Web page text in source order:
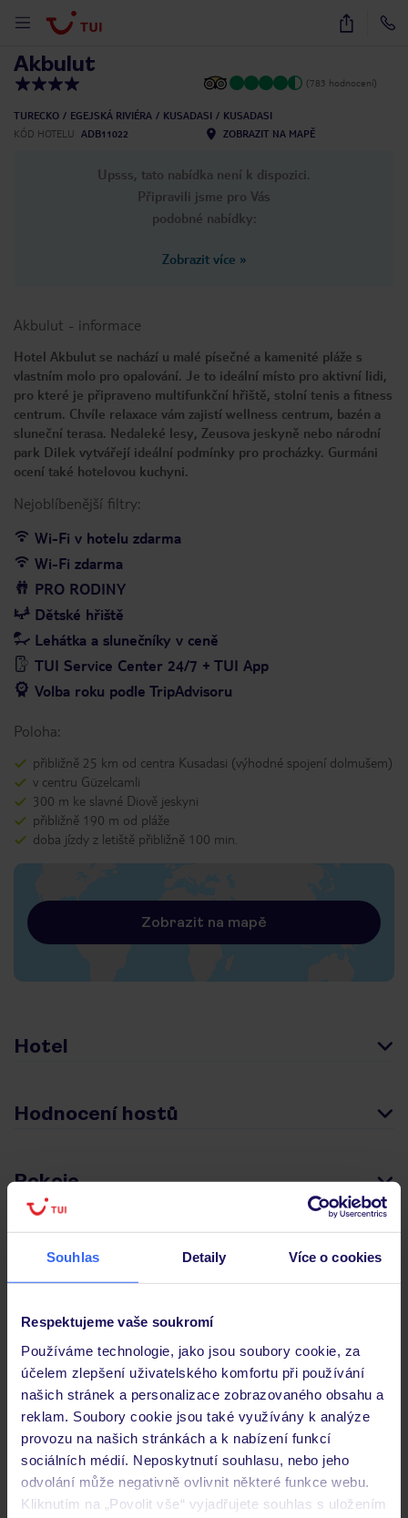
Souhlas Detaily Více o cookies
Respektujeme vaše soukromí
Používáme technologie, jako jsou soubory cookie, za
účelem zlepšení uživatelského komfortu při používání
našich stránek a personalizace zobrazovaného obsahu a
reklam. Soubory cookie jsou také využívány k analýze
provozu na našich stránkách a k nabízení funkcí
sociálních médií. Neposkytnutí souhlasu, nebo jeho
odvolání může negativně ovlivnit některé funkce webu.
Kliknutím na „Povolit vše“ vyjadřujete souhlas s uložením
25
Akbulut
(783 hodnocení)
TURECKO EGEJSKÁ RIVIÉRA KUSADASI
KUSADASI
KÓD HOTELU
ADB11022 ZOBRAZIT NA MAPĚ
Upsss, tato nabídka není k dispozici.
Připravili jsme pro Vás
podobné nabídky:
Zobrazit více »
Akbulut - informace
Hotel Akbulut se nachází u malé písečné a kamenité pláže s
vlastním molo pro opalování. Je to ideální místo pro aktivní lidi,
pro které je připraveno multifunkční hřiště, stolní tenis a fitness
centrum. Chvíle relaxace vám zajistí wellness centrum, bazén a
sluneční terasa. Nedaleké lesy, Zeusova jeskyně nebo národní
park Dilek vytvářejí ideální podmínky pro procházky. Gurmáni
ocení také hotelovou kuchyni.
Nejoblíbenější filtry:
Wi-Fi v hotelu zdarma
Wi-Fi zdarma
PRO RODINY
Dětské hřiště
Lehátka a slunečníky v ceně
TUI Service Center 24/7 + TUI App
Volba roku podle TripAdvisoru
Poloha:
přibližně 25 km od centra Kusadasi (výhodné spojení dolmušem)
v centru Güzelcamli
300 m ke slavné Diově jeskyni
přibližně 190 m od pláže
doba jízdy z letiště přibližně 100 min.
Zobrazit na mapě
Hotel
Hodnocení hostů
Pokoje
Stravování
Důležité informace
Často kladené otázky
Jaké doklady jsou potřebné při cestování?
Budeme ubytováni ihned po příjezdu do hotelu?
Kam jít po přistání a vyzvednutí zavazadel?
Zobrazit další